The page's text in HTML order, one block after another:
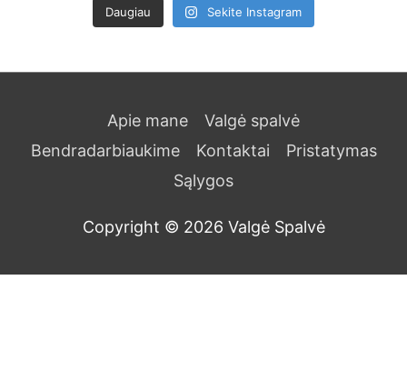
Daugiau Sekite Instagram
Apie mane
Valgė spalvė
Bendradarbiaukime
Kontaktai
Pristatymas
Sąlygos
Copyright © 2026 Valgė Spalvė